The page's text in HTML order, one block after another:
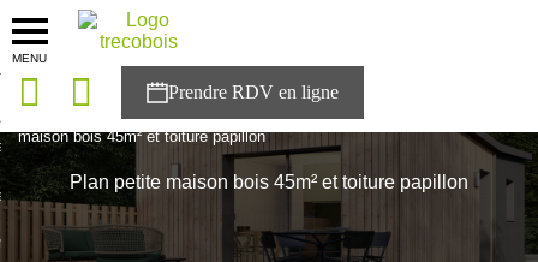
MENU
solutions
maison bois 45m² et toiture papillon
Plan petite maison bois 45m² et toiture papillon